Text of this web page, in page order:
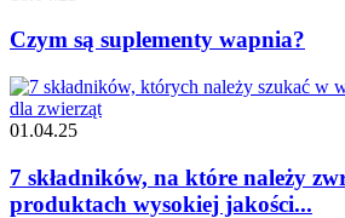
Czym są suplementy wapnia?
01.04.25
7 składników, na które należy
produktach wysokiej jakości...